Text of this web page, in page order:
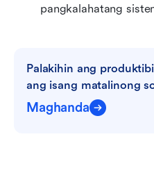
pangkalahatang
Palakihin ang
ang isang matalinong
Maghanda